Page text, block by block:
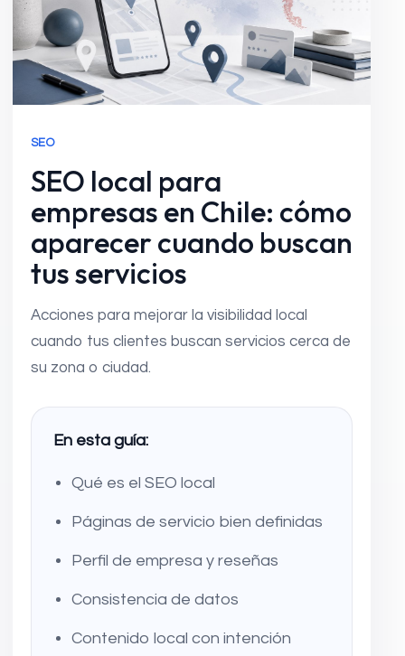
SEO
SEO local para
empresas en Chile: cómo
aparecer cuando buscan
tus servicios
Acciones para mejorar la visibilidad local
cuando tus clientes buscan servicios cerca de
su zona o ciudad.
En esta guía:
Qué es el SEO local
Páginas de servicio bien definidas
Perfil de empresa y reseñas
Consistencia de datos
Contenido local con intención